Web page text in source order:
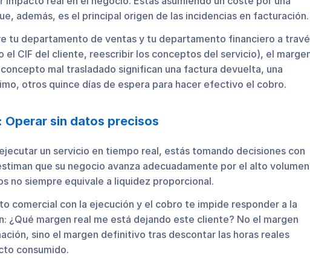
además, es el principal origen de las incidencias en facturación.
tu departamento de ventas y tu departamento financiero a
el CIF del cliente, reescribir los conceptos del servicio), el
mal trasladado significan una factura devuelta, una
otros quince días de espera para hacer efectivo el cobro.
sin datos precisos
un servicio en tiempo real, estás tomando decisiones con
que su negocio avanza adecuadamente por el alto volumen
no siempre equivale a liquidez proporcional.
comercial con la ejecución y el cobro te impide responder a la
¿Qué margen real me está dejando este cliente? No el margen
sino el margen definitivo tras descontar las horas reales
consumido.